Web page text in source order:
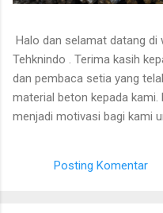
Halo dan selamat datang di
Tehknindo . Terima kasih
dan pembaca setia yang
material beton kepada kami.
menjadi motivasi bagi kami
kami akan membagikan
Posting Komentar